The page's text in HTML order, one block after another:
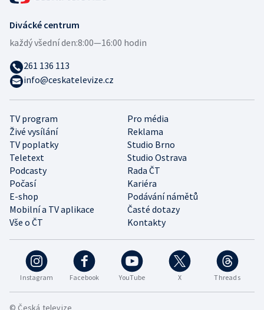
Instagram Facebook YouTube X Threads
TV program
Pro média
Živé vysílání
Reklama
TV poplatky
Studio Brno
Teletext
Studio Ostrava
Podcasty
Rada ČT
Počasí
Kariéra
E-shop
Podávání námětů
Mobilní a TV aplikace
Časté dotazy
Vše o ČT
Kontakty
Divácké centrum
každý všední den:8:00—16:00 hodin
261 136 113
info@ceskatelevize.cz
© Česká televize